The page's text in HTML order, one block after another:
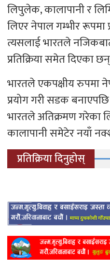
लिपुलेक, कालापानी र
लिएर नेपाल गम्भीर रूपमा
त्यसलाई भारतले
प्रतिक्रिया समेत दिएका
भारतले एकपक्षीय रुपमा
प्रयोग गरी सडक
भारतले अतिक्रमण गरेका
कालापानी समेटेर नयाँ
प्रतिक्रिया दिनुहोस्